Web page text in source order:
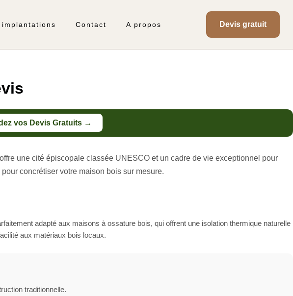
implantations Contact A propos Devis gratuit
vos Devis Gratuits →
une cité épiscopale classée UNESCO et un cadre de vie exceptionnel pour
concrétiser votre maison bois sur mesure.
adapté aux maisons à ossature bois, qui offrent une isolation thermique naturelle
aux matériaux bois locaux.
traditionnelle.